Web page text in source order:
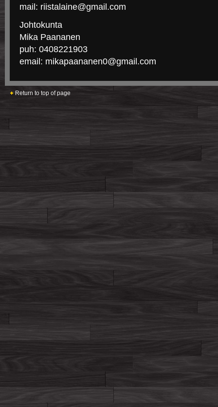
mail: riistalaine@gmail.com
Johtokunta
Mika Paananen
puh: 0408221903
email: mikapaananen0@gmail.com
Return to top of page